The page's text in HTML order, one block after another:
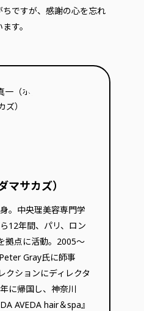
ですが、感謝の心を忘れ
す。
マサカズ）
。中央理美容専門学
12年間、パリ、ロン
拠点に活動。2005～
Gray氏に師事
クションにディレクタ
に帰国し、神奈川
AVEDA hair＆spa』